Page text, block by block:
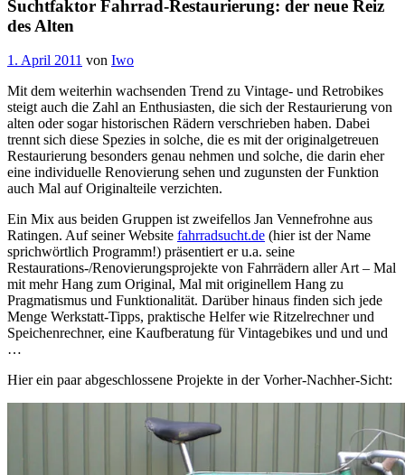
Suchtfaktor Fahrrad-Restaurierung: der neue Reiz
des Alten
1. April 2011 von Iwo
Mit dem weiterhin wachsenden Trend zu Vintage- und Retrobikes
steigt auch die Zahl an Enthusiasten, die sich der Restaurierung von
alten oder sogar historischen Rädern verschrieben haben. Dabei
trennt sich diese Spezies in solche, die es mit der originalgetreuen
Restaurierung besonders genau nehmen und solche, die darin eher
eine individuelle Renovierung sehen und zugunsten der Funktion
auch Mal auf Originalteile verzichten.
Ein Mix aus beiden Gruppen ist zweifellos Jan Vennefrohne aus
Ratingen. Auf seiner Website fahrradsucht.de (hier ist der Name
sprichwörtlich Programm!) präsentiert er u.a. seine
Restaurations-/Renovierungsprojekte von Fahrrädern aller Art – Mal
mit mehr Hang zum Original, Mal mit originellem Hang zu
Pragmatismus und Funktionalität. Darüber hinaus finden sich jede
Menge Werkstatt-Tipps, praktische Helfer wie Ritzelrechner und
Speichenrechner, eine Kaufberatung für Vintagebikes und und und
…
Hier ein paar abgeschlossene Projekte in der Vorher-Nachher-Sicht: